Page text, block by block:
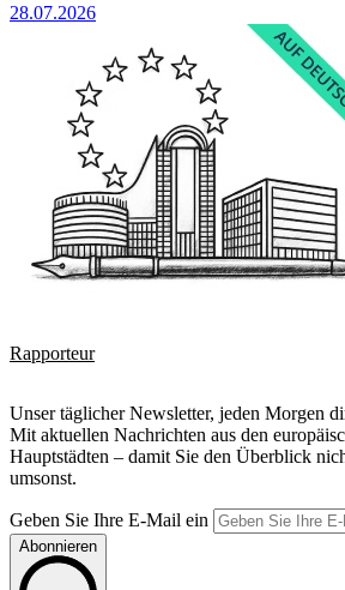
28.07.2026
Rapporteur
Unser täglicher Newsletter, jeden Morgen
Mit aktuellen Nachrichten aus den
Hauptstädten – damit Sie den Überblick
umsonst.
Geben Sie Ihre E-Mail ein
Abonnieren